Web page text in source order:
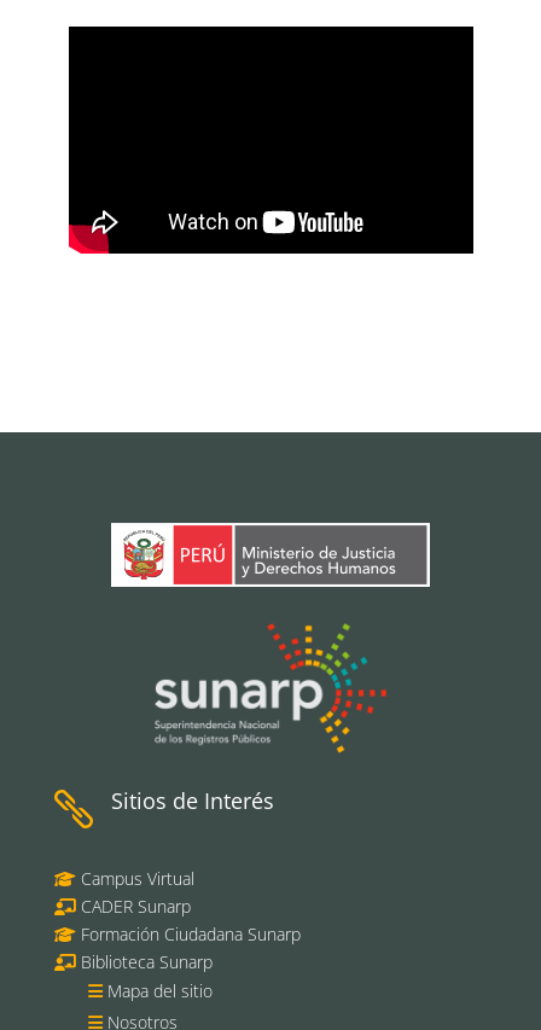
 Sitios de Interés
Campus Virtual
CADER Sunarp
Formación Ciudadana Sunarp
Biblioteca Sunarp
Mapa del sitio
Nosotros